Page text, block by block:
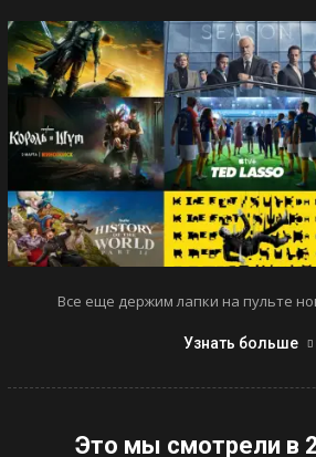
Все еще держим лапки на пульте
Узнать больше
Это мы смотрели в